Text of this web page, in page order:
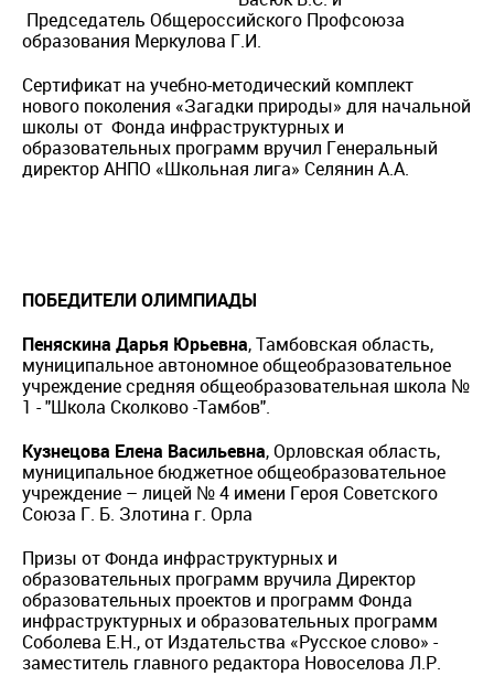
Председатель Общероссийского Профсоюза
образования Меркулова Г.И.
Сертификат на учебно-методический комплект
нового поколения «Загадки природы» для начальной
школы от Фонда инфраструктурных и
образовательных программ вручил Генеральный
директор АНПО «Школьная лига» Селянин А.А.
ПОБЕДИТЕЛИ ОЛИМПИАДЫ
Пеняскина Дарья Юрьевна, Тамбовская область,
муниципальное автономное общеобразовательное
учреждение средняя общеобразовательная школа №
1 - "Школа Сколково -Тамбов".
Кузнецова Елена Васильевна, Орловская область,
муниципальное бюджетное общеобразовательное
учреждение – лицей № 4 имени Героя Советского
Союза Г. Б. Злотина г. Орла
Призы от Фонда инфраструктурных и
образовательных программ вручила Директор
образовательных проектов и программ Фонда
инфраструктурных и образовательных программ
Соболева Е.Н., от Издательства «Русское слово» -
заместитель главного редактора Новоселова Л.Р.